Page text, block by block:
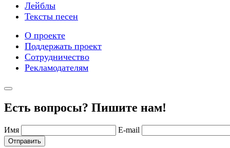
Лейблы
Тексты песен
О проекте
Поддержать проект
Сотрудничество
Рекламодателям
Есть вопросы? Пишите нам!
Имя E-mail